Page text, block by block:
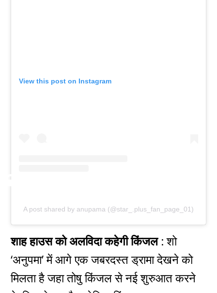
View this post on Instagram
A post shared by anupama (@star_.plus_fan_page_01)
शाह हाउस को अलविदा कहेगी किंजल :शो
‘अनुपमा’ में आगे एक जबरदस्त ड्रामा देखने को
मिलता है जहा तोषु किंजल से नई शुरुआत करने